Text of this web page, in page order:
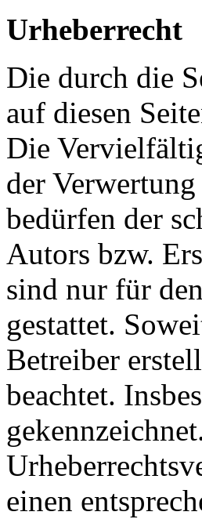
Urheberrecht
Die durch die
auf diesen
Die
der
bedürfen der
Autors bzw.
sind nur für
gestattet.
Betreiber
beachtet.
einen